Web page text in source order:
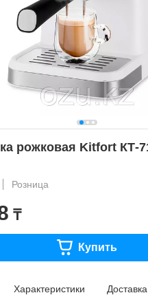
рожковая Kitfort КТ-
Розница
₸
Купить
Характеристики Доставка